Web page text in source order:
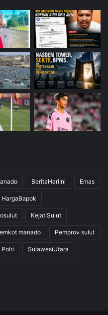
BeritaHariIni Emas
HargaBapok
KejatiSulut
manado Pemprov sulut
Polri SulawesiUtara